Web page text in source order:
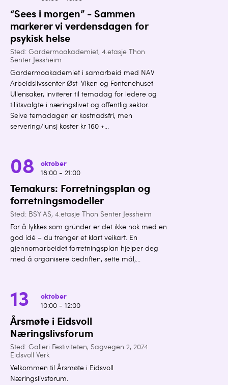
“Sees i morgen” - Sammen
markerer vi verdensdagen for
psykisk helse
Sted: Gardermoakademiet, 4.etasje Thon
Senter Jessheim
Gardermoakademiet i samarbeid med NAV
Arbeidslivssenter Øst-Viken og Fontenehuset
Ullensaker, inviterer til temadag for ledere og
tillitsvalgte i næringslivet og offentlig sektor.
Selve temadagen er kostnadsfri, men
servering/lunsj koster kr 160 +...
08
oktober
18:00 - 21:00
Temakurs: Forretningsplan og
forretningsmodeller
Sted: BSY AS, 4.etasje Thon Senter Jessheim
For å lykkes som gründer er det ikke nok med en
god idé – du trenger et klart veikart. En
gjennomarbeidet forretningsplan hjelper deg
med å organisere bedriften, sette mål,...
13
oktober
10:00 - 12:00
Årsmøte i Eidsvoll
Næringslivsforum
Sted: Galleri Festiviteten, Sagvegen 2, 2074
Eidsvoll Verk
Velkommen til Årsmøte i Eidsvoll
Næringslivsforum.